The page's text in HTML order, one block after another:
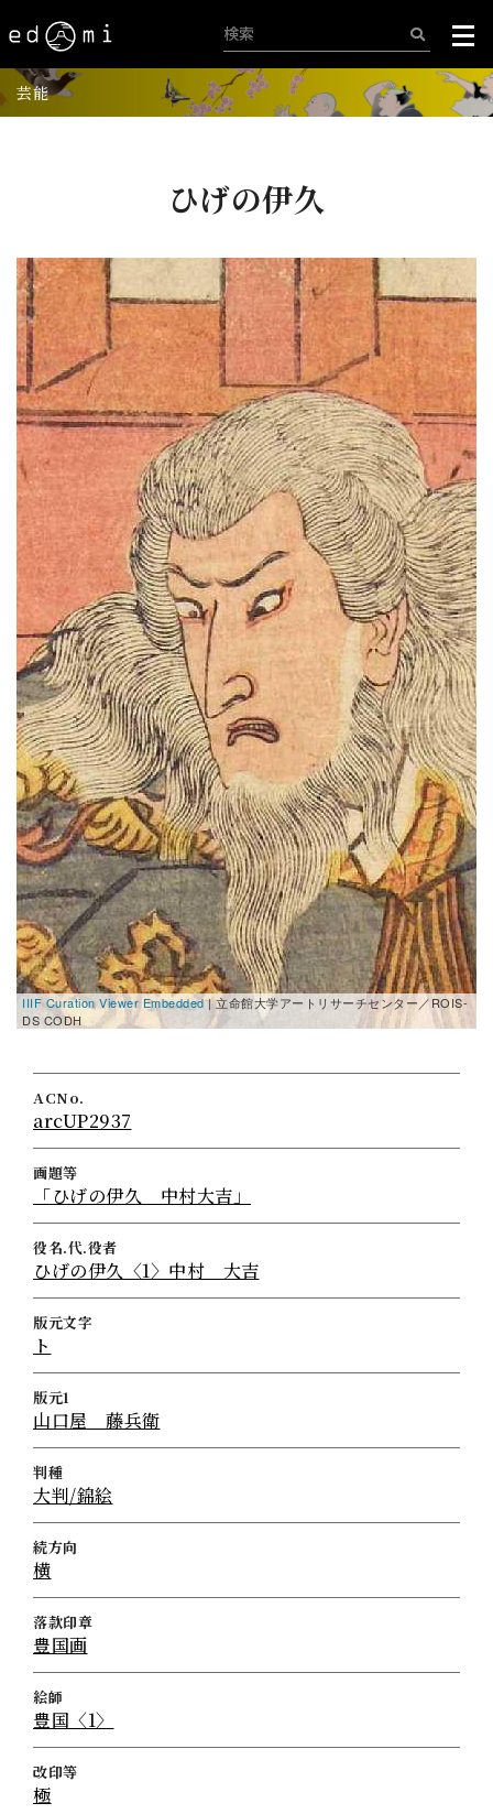
芸能
ひげの伊久
+
-
IIIF Curation Viewer Embedded| 立命館大学アートリサーチセンター／ROIS-
DS CODH
ACNo.
arcUP2937
画題等
「ひげの伊久 中村大吉」
役名.代.役者
ひげの伊久〈1〉中村 大吉
版元文字
ト
版元1
山口屋 藤兵衛
判種
大判/錦絵
続方向
横
落款印章
豊国画
絵師
豊国〈1〉
改印等
極